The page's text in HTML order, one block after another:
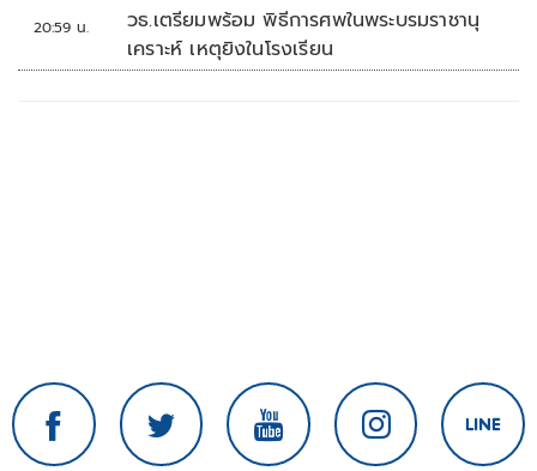
20:59 น.
วธ.เตรียมพร้อม พิธีการศพในพระบรมราชานุ
เคราะห์ เหตุยิงในโรงเรียน